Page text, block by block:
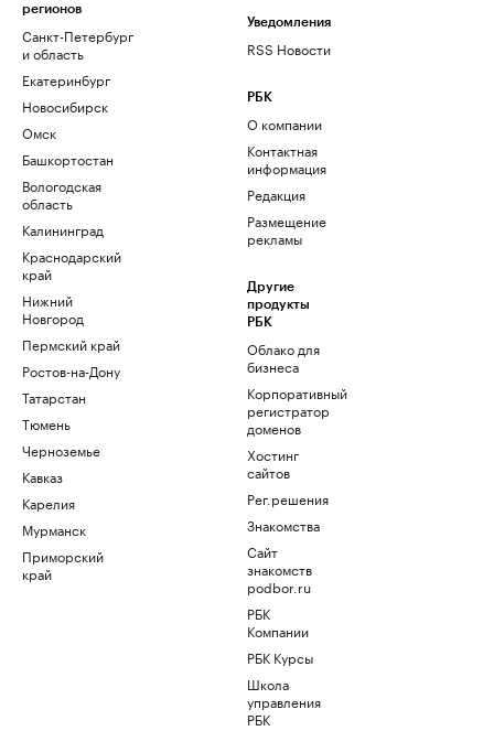
регионов
Санкт-Петербург
и область
Екатеринбург
Новосибирск
Омск
Башкортостан
Вологодская
область
Калининград
Краснодарский
край
Нижний
Новгород
Пермский край
Ростов-на-Дону
Татарстан
Тюмень
Черноземье
Кавказ
Карелия
Мурманск
Приморский
край
Уведомления
RSS Новости
РБК
О компании
Контактная
информация
Редакция
Размещение
рекламы
Другие
продукты
РБК
Облако для
бизнеса
Корпоративный
регистратор
доменов
Хостинг
сайтов
Рег.решения
Знакомства
Сайт
знакомств
podbor.ru
РБК
Компании
РБК Курсы
Школа
управления
РБК